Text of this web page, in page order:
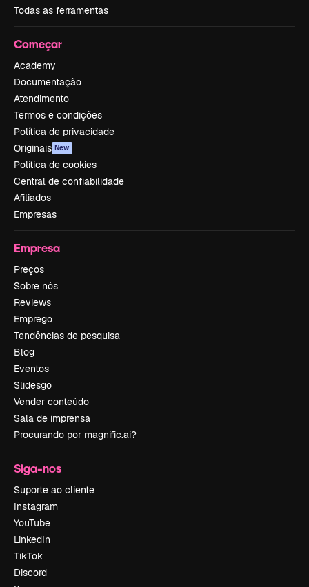
Todas as ferramentas
Começar
Academy
Documentação
Atendimento
Termos e condições
Política de privacidade
Originais New
Política de cookies
Central de confiabilidade
Afiliados
Empresas
Empresa
Preços
Sobre nós
Reviews
Emprego
Tendências de pesquisa
Blog
Eventos
Slidesgo
Vender conteúdo
Sala de imprensa
Procurando por magnific.ai?
Siga-nos
Suporte ao cliente
Instagram
YouTube
LinkedIn
TikTok
Discord